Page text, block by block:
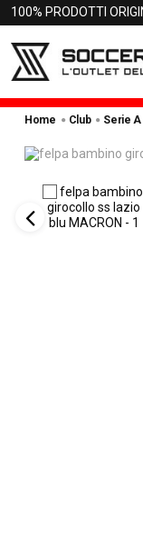
100% PRODOTTI
Home Club Serie A